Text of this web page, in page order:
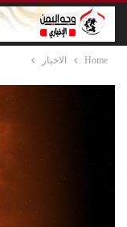
Home الاخبار